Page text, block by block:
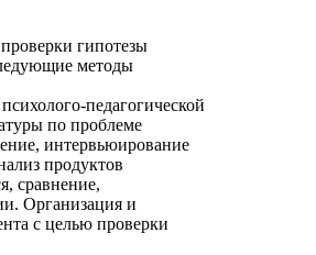
гипотезы
методы
педагогической
по проблеме
интервьюирование
продуктов
сравнение,
Организация и
с целью проверки